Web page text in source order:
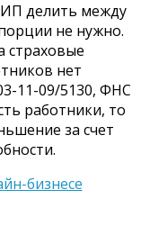
ИП делить между
не нужно.
нет
11-09/5130, ФНС
работники, то
за счет